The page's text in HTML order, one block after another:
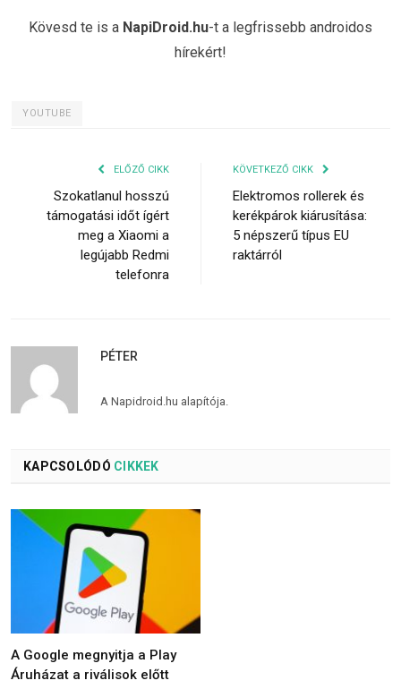
Kövesd te is a NapiDroid.hu-t a legfrissebb androidos
hírekért!
YOUTUBE
ELŐZŐ CIKK
Szokatlanul hosszú
támogatási időt ígért
meg a Xiaomi a
legújabb Redmi
telefonra
KÖVETKEZŐ CIKK
Elektromos rollerek és
kerékpárok kiárusítása:
5 népszerű típus EU
raktárról
PÉTER
A Napidroid.hu alapítója.
KAPCSOLÓDÓ CIKKEK
A Google megnyitja a Play
Áruházat a riválisok előtt